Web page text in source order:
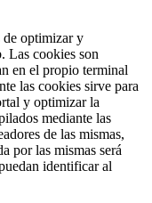
optimizar y
Las cookies son
en el propio terminal
las cookies sirve para
y optimizar la
mediante las
de las mismas,
por las mismas será
identificar al